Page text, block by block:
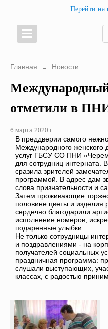
Перейти на
Главная → Новости
отметили в
6 марта 2020 г.
В преддверии самого
Международного женского
услуг ГБСУ СО ПНИ
для сотрудниц интерната.
сразила зрителей
программой. В адрес дам
слова признательности и
Затем проживающие
половине цветы и изделия
сердечно благодарили
исполнение номеров,
подаренные улыбки.
Не только сотрудницы
и поздравлениями - на
получателей социальных
праздничная программа:
слушали выступающих,
классах, с радостью